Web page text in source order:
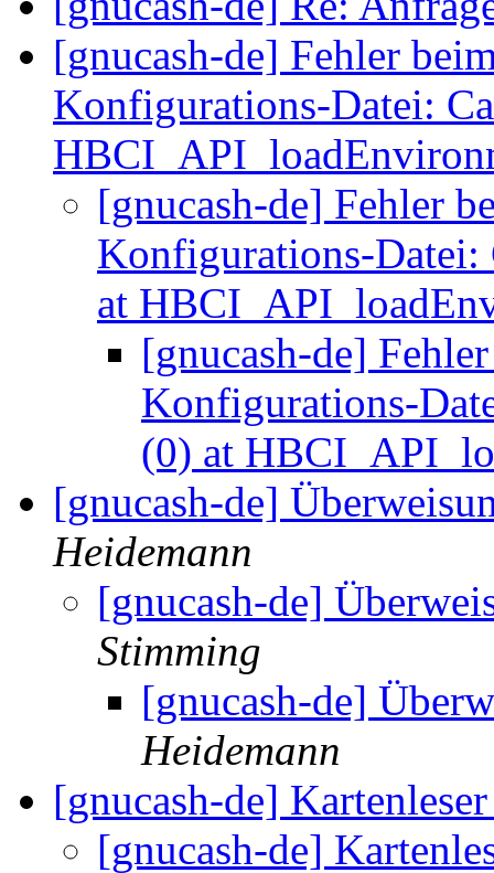
[gnucash-de] Fehler
Konfigurations-Datei:
[gnucash-de] Fehler
Konfigurations-Datei:
at
[gnucash-de]
Konfigurations-
(0) at
[gnucash-de]
Heidemann
[gnucash-de]
Stimming
[gnucash-de]
Heidemann
[gnucash-de]
[gnucash-de]